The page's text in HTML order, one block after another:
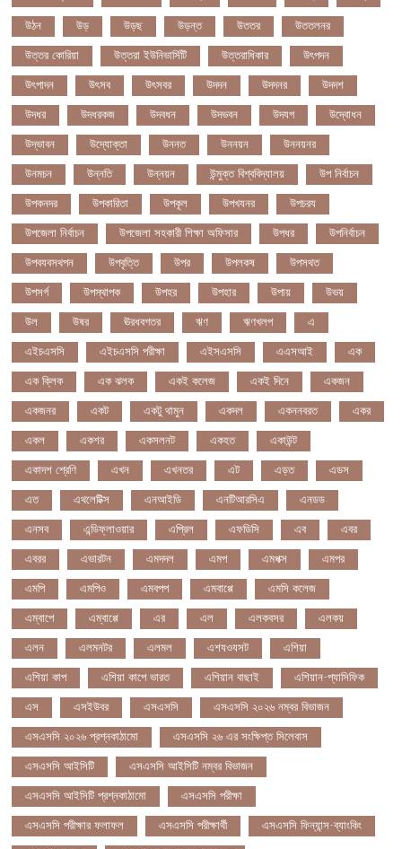
উঠন উড় উড়ছ উড়ন্ত উততর উততলনর
উত্তর কোরিয়া উত্তরা ইউনিভার্সিটি উত্তরাধিকার উৎপদন
উৎপাদন উৎসব উৎসবর উদদন উদদনর উদদশ
উদধর উদধরকজ উদবধন উদভবন উদযগ উদ্বোধন
উদ্ভাবন উদ্যোক্তা উননত উননয়ন উননয়নর
উনমচন উন্নতি উন্নয়ন উন্মুক্ত বিশ্ববিদ্যালয় উপ নির্বাচন
উপকনদর উপকারিতা উপকূল উপখযনর উপচরয
উপজেলা নির্বাচন উপজেলা সহকারী শিক্ষা অফিসার উপধর উপনির্বাচন
উপবযবসথপন উপবৃত্তি উপর উপলকষ উপসথত
উপসর্গ উপস্থাপক উপহর উপহার উপায় উভয়
উল উষর ঊরধবগতর ঋণ ঋণখলপ এ
এইচএসসি এইচএসসি পরীক্ষা এইসএসসি এএসআই এক
এক ক্লিক এক ঝলক একই কলেজ একই দিনে একজন
একজনর একট একটু থামুন একদল একননবরত একর
একল একশর একসলনট একহত একাউন্ট
একাদশ শ্রেণি এখন এখনতর এট এড়ত এডস
এত এথলেটিক্স এনআইডি এনটিআরসিএ এনডড
এনসব এন্ডিফ্লাওয়ার এপ্রিল এফডিসি এব এবর
এবরর এভারটন এমদদল এমপ এমপক্স এমপর
এমপি এমপিও এমবপপ এমবাপ্পে এমসি কলেজ
এম্বাপে এম্বাপ্পে এর এল এলকবসর এলকয়
এলন এলমনটর এলমল এশযওযসট এশিয়া
এশিয়া কাপ এশিয়া কাপে ভারত এশিয়ান বাছাই এশিয়ান-প্যাসিফিক
এস এসইউবর এসএসসি এসএসসি ২০২৬ নম্বর বিভাজন
এসএসসি ২০২৬ প্রশ্নকাঠামো এসএসসি ২৬ এর সংক্ষিপ্ত সিলেবাস
এসএসসি আইসিটি এসএসসি আইসিটি নম্বর বিভাজন
এসএসসি আইসিটি প্রশ্নকাঠামো এসএসসি পরীক্ষা
এসএসসি পরীক্ষার ফলাফল এসএসসি পরীক্ষার্থী এসএসসি ফিন্যান্স-ব্যাংকিং